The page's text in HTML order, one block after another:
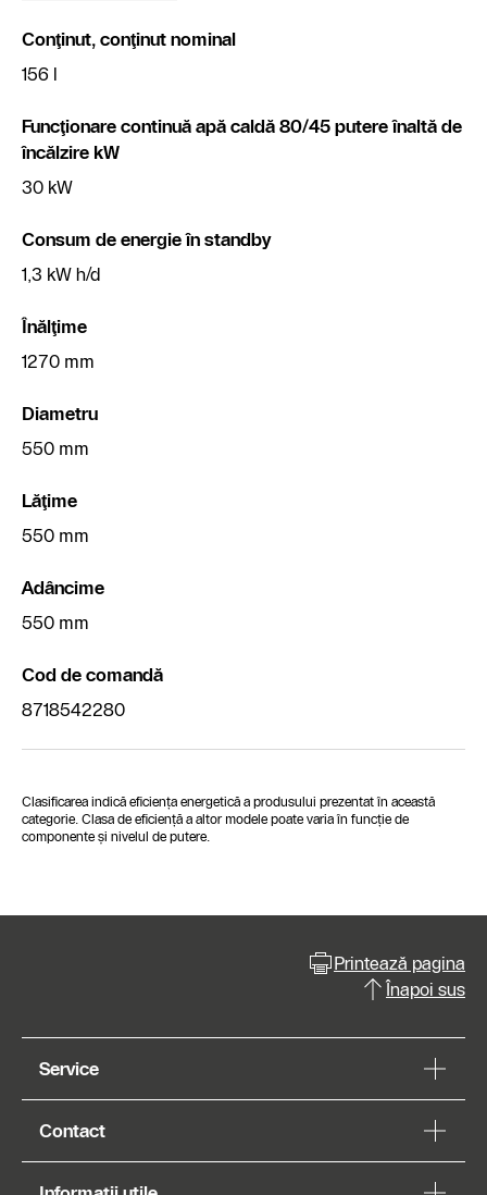
Conţinut, conţinut nominal
156 l
Funcţionare continuă apă caldă 80/45 putere înaltă de
încălzire kW
30 kW
Consum de energie în standby
1,3 kW h/d
Înălţime
1270 mm
Diametru
550 mm
Lăţime
550 mm
Adâncime
550 mm
Cod de comandă
8718542280
Clasificarea indică eficiența energetică a produsului prezentat în această
categorie. Clasa de eficiență a altor modele poate varia în funcție de
componente și nivelul de putere.
Printează pagina
Înapoi sus
Service
Contact